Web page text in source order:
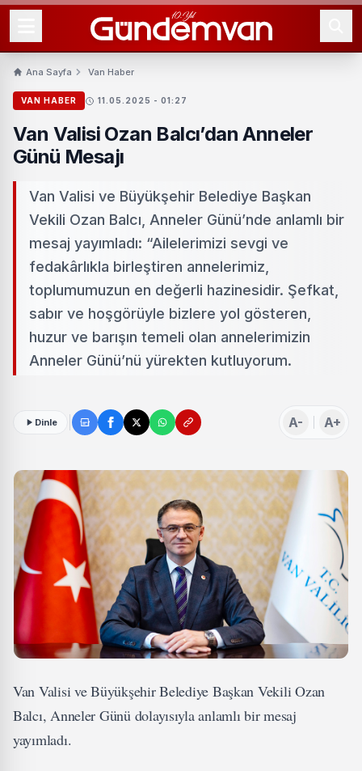
Ana Sayfa Van Haber
VAN HABER 11.05.2025 - 01:27
Van Valisi Ozan Balcı’dan Anneler
Günü Mesajı
Van Valisi ve Büyükşehir Belediye Başkan
Vekili Ozan Balcı, Anneler Günü’nde anlamlı bir
mesaj yayımladı: “Ailelerimizi sevgi ve
fedakârlıkla birleştiren annelerimiz,
toplumumuzun en değerli hazinesidir. Şefkat,
sabır ve hoşgörüyle bizlere yol gösteren,
huzur ve barışın temeli olan annelerimizin
Anneler Günü’nü yürekten kutluyorum.
Dinle A- A+
Van Valisi ve Büyükşehir Belediye Başkan Vekili Ozan
Balcı, Anneler Günü dolayısıyla anlamlı bir mesaj
yayımladı.